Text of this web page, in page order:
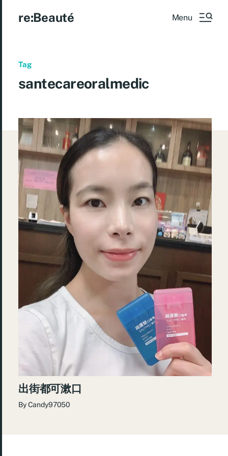
re:Beauté Menu
Tag
santecareoralmedic
出街都可漱口
ByCandy97050